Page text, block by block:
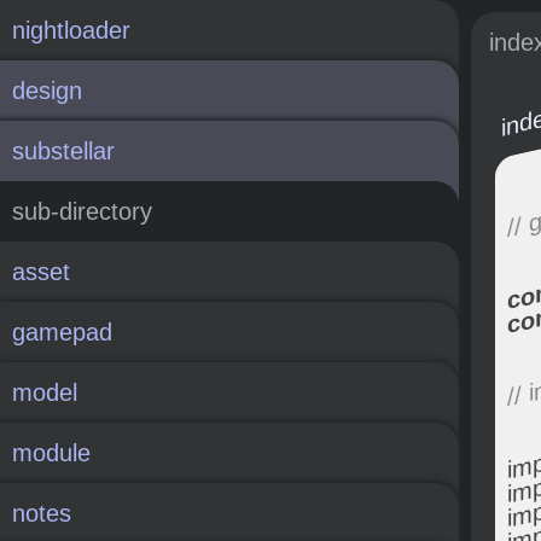
nightloader
design
substellar
sub-directory
asset
gamepad
model
module
notes
//
//